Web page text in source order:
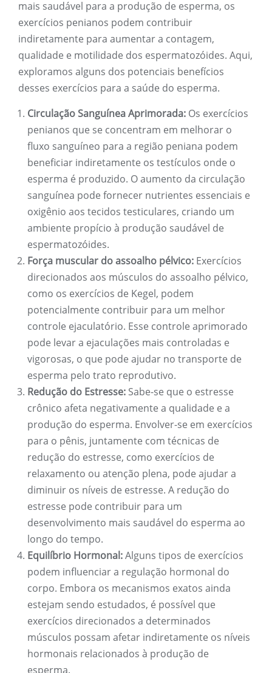
mais saudável para a produção de esperma, os
exercícios penianos podem contribuir
indiretamente para aumentar a contagem,
qualidade e motilidade dos espermatozóides. Aqui,
exploramos alguns dos potenciais benefícios
desses exercícios para a saúde do esperma.
Circulação Sanguínea Aprimorada: Os exercícios
penianos que se concentram em melhorar o
fluxo sanguíneo para a região peniana podem
beneficiar indiretamente os testículos onde o
esperma é produzido. O aumento da circulação
sanguínea pode fornecer nutrientes essenciais e
oxigênio aos tecidos testiculares, criando um
ambiente propício à produção saudável de
espermatozóides.
Força muscular do assoalho pélvico: Exercícios
direcionados aos músculos do assoalho pélvico,
como os exercícios de Kegel, podem
potencialmente contribuir para um melhor
controle ejaculatório. Esse controle aprimorado
pode levar a ejaculações mais controladas e
vigorosas, o que pode ajudar no transporte de
esperma pelo trato reprodutivo.
Redução do Estresse: Sabe-se que o estresse
crônico afeta negativamente a qualidade e a
produção do esperma. Envolver-se em exercícios
para o pênis, juntamente com técnicas de
redução do estresse, como exercícios de
relaxamento ou atenção plena, pode ajudar a
diminuir os níveis de estresse. A redução do
estresse pode contribuir para um
desenvolvimento mais saudável do esperma ao
longo do tempo.
Equilíbrio Hormonal:Alguns tipos de exercícios
podem influenciar a regulação hormonal do
corpo. Embora os mecanismos exatos ainda
estejam sendo estudados, é possível que
exercícios direcionados a determinados
músculos possam afetar indiretamente os níveis
hormonais relacionados à produção de
esperma.